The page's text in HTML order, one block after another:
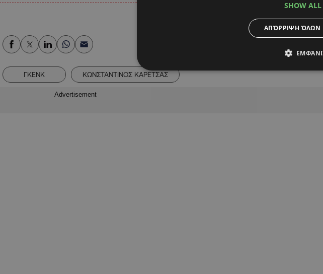
ΓΚΕΝΚ ΚΩΝΣΤΑΝΤΙΝΟΣ ΚΑΡΕΤΣΑΣ
Advertisement
SHOW ALL
ΑΠΌΡΡΙΨΗ ΌΛΩΝ